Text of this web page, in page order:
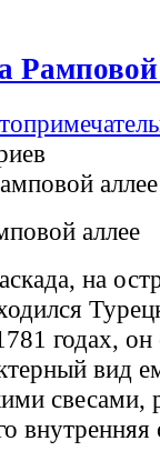
Рамповой
аллее
на
годах, он
вид
свесами,
внутренняя